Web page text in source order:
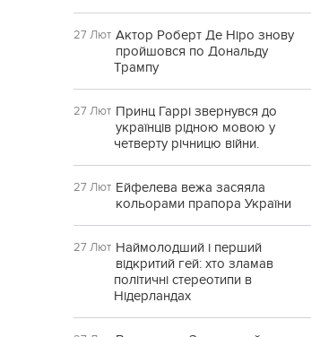
27 Лют Актор Роберт Де Ніро знову
пройшовся по Дональду
Трампу
27 Лют Принц Гаррі звернувся до
українців рідною мовою у
четверту річницю війни.
27 Лют Ейфелева вежа засяяла
кольорами прапора України
27 Лют Наймолодший і перший
відкритий гей: хто зламав
політичні стереотипи в
Нідерландах